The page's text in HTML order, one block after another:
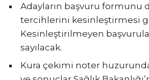
Adayların başvuru formunu
tercihlerini kesinleştirmesi
Kesinleştirilmeyen
sayılacak.
Kura çekimi noter